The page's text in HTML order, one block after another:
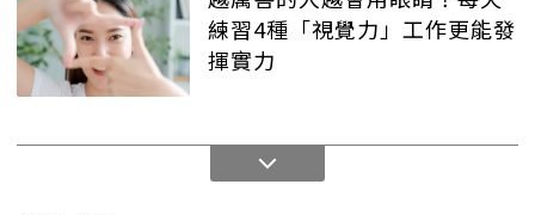
練習4種「視覺力」工作更能發
揮實力